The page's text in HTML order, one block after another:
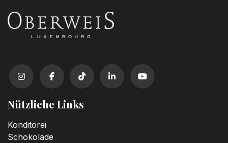
Nützliche Links
Konditorei
Schokolade